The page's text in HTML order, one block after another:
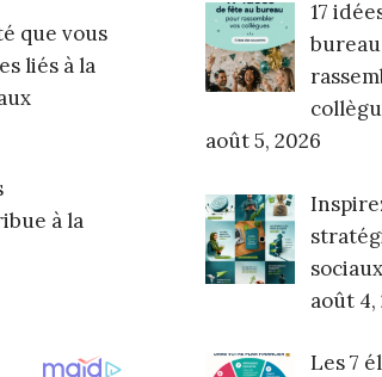
que vous
liés à la
à la
17
août 5, 2026
août 4,
Les 7